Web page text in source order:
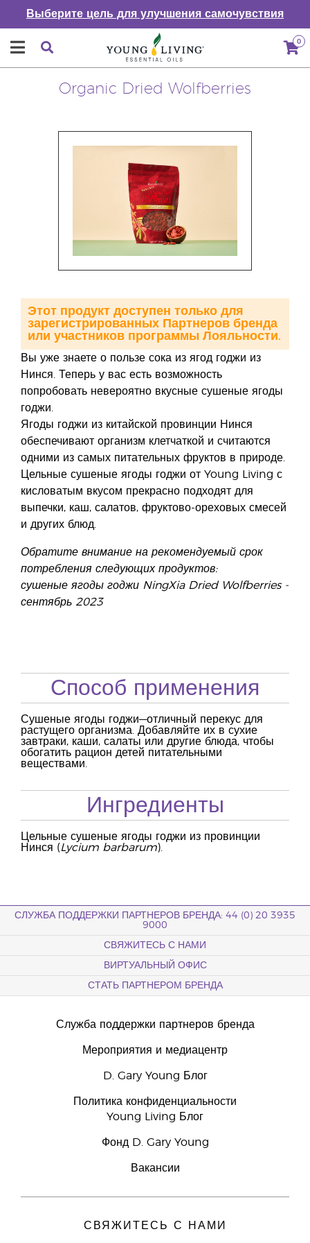
Выберите цель для улучшения самочувствия
0
Organic Dried Wolfberries
Вы уже знаете о пользе сока из ягод годжи из
Нинся. Теперь у вас есть возможность
попробовать невероятно вкусные сушеные ягоды
годжи.
Ягоды годжи из китайской провинции Нинся
обеспечивают организм клетчаткой и считаются
одними из самых питательных фруктов в природе.
Цельные сушеные ягоды годжи от Young Living с
кисловатым вкусом прекрасно подходят для
выпечки, каш, салатов, фруктово-ореховых смесей
и других блюд.
Обратите внимание на рекомендуемый срок
потребления следующих продуктов:
сушеные ягоды годжи NingXia Dried Wolfberries -
сентябрь 2023
Этот продукт доступен только для
зарегистрированных Партнеров бренда
или участников программы Лояльности.
Способ применения
Сушеные ягоды годжи—отличный перекус для
растущего организма. Добавляйте их в сухие
завтраки, каши, салаты или другие блюда, чтобы
обогатить рацион детей питательными
веществами.
Ингредиенты
Цельные сушеные ягоды годжи из провинции
Нинся (Lycium barbarum).
СЛУЖБА ПОДДЕРЖКИ ПАРТНЕРОВ БРЕНДА: 44 (0) 20 3935
9000
СВЯЖИТЕСЬ С НАМИ
ВИРТУАЛЬНЫЙ ОФИС
СТАТЬ ПАРТНЕРОМ БРЕНДА
Служба поддержки партнеров бренда
Мероприятия и медиацентр
D. Gary Young Блог
Политика конфиденциальности
Young Living Блог
Фонд D. Gary Young
Вакансии
СВЯЖИТЕСЬ С НАМИ